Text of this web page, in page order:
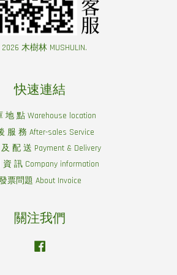
木樹林 MUSHULIN.
快速連結
地 點 Warehouse location
服 務 After-sales Service
配 送 Payment & Delivery
訊 Company information
票問題 About Invoice
關注我們